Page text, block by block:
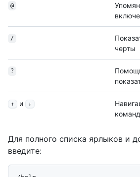
@
/
черты
?
↑ и ↓
команд
Для полного списка ярлыков и
введите: